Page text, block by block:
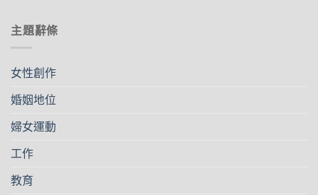
主題辭條
女性創作
婚姻地位
婦女運動
工作
教育